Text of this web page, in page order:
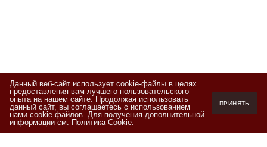
Подписывайтесь
на новости и акции
Данный веб-сайт использует cookie-файлы в целях
предоставления вам лучшего пользовательского
опыта на нашем сайте. Продолжая использовать
данный сайт, вы соглашаетесь с использованием
нами cookie-файлов. Для получения дополнительной
информации см. Политика Cookie.
ПРИНЯТЬ